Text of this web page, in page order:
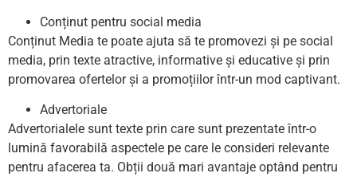
Conținut pentru social media
Conținut Media te poate ajuta să te promovezi și pe social
media, prin texte atractive, informative și educative și prin
promovarea ofertelor și a promoțiilor într-un mod captivant.
Advertoriale
Advertorialele sunt texte prin care sunt prezentate într-o
lumină favorabilă aspectele pe care le consideri relevante
pentru afacerea ta. Obții două mari avantaje optând pentru